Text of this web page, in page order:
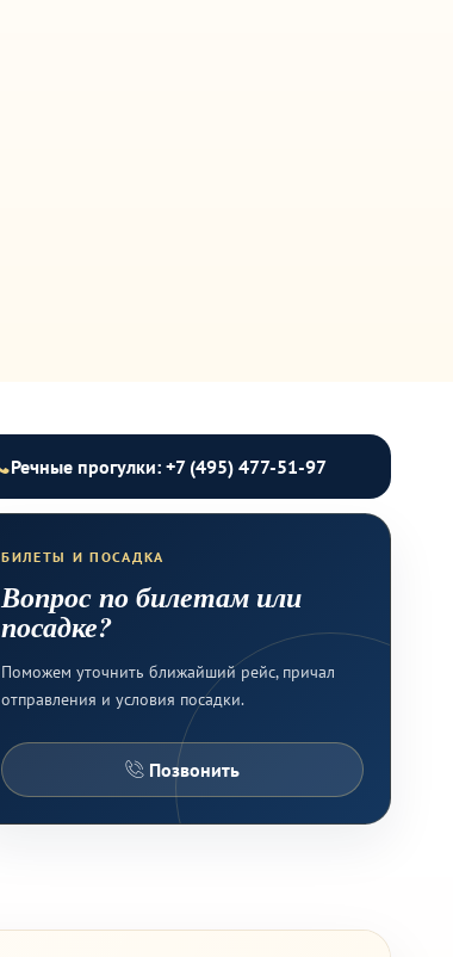
Речные прогулки: +7 (495) 477-51-97
БИЛЕТЫ И ПОСАДКА
Вопрос по билетам или
посадке?
Поможем уточнить ближайший рейс, причал
отправления и условия посадки.
Позвонить